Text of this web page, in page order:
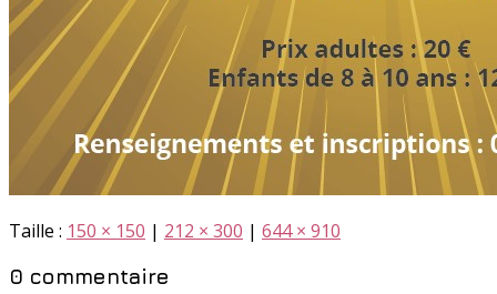
Taille : 150 × 150 | 212 × 300 | 644 × 910
0 commentaire